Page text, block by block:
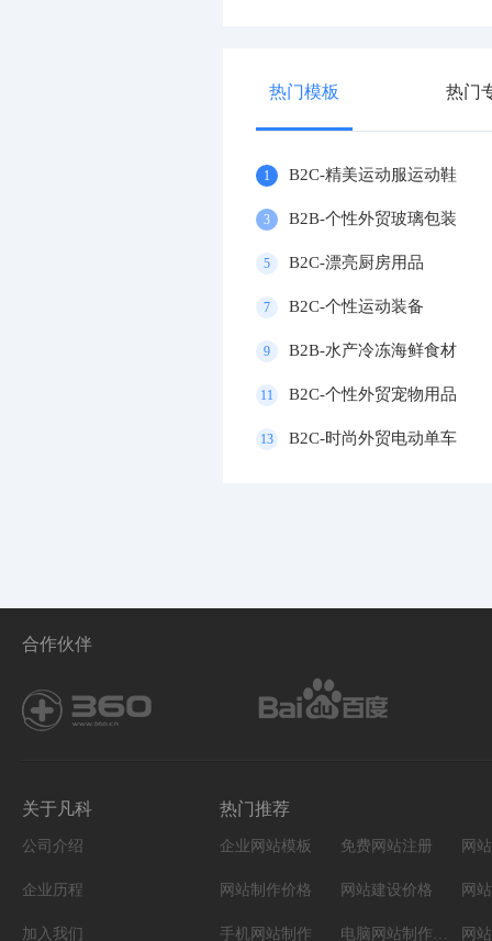
热门模板 热门
1 B2C-精美运动服运动鞋
3 B2B-个性外贸玻璃包装
5 B2C-漂亮厨房用品
7 B2C-个性运动装备
9 B2B-水产冷冻海鲜食材
11 B2C-个性外贸宠物用品
13 B2C-时尚外贸电动单车
合作伙伴
关于凡科
公司介绍
企业历程
加入我们
热门推荐
企业网站模板 免费网站注册 网
网站制作价格 网站建设价格 网
手机网站制作 电脑网站制作设计 网